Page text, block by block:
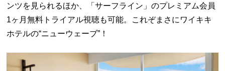
ンツを見られるほか、「サーフライン」のプレミアム会員
1ヶ月無料トライアル視聴も可能。これぞまさにワイキキ
ホテルの“ニューウェーブ”！